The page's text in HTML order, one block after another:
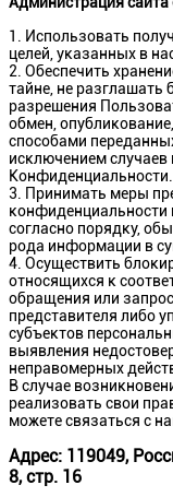
Использовать
целей, указанных в
Обеспечить
тайне, не разглашать
разрешения
обмен,
способами
исключением
Конфиденциальности.
Принимать меры
конфиденциальности
согласно порядку,
рода информации в
Осуществить
относящихся к
обращения или
представителя либо
субъектов
выявления
неправомерных
В случае
реализовать свои
можете связаться с
Адрес: 119049,
8, стр. 16